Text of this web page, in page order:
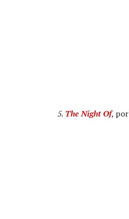
5. The Night Of, por